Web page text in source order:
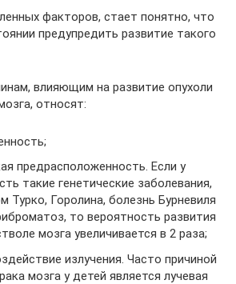
факторов, стает понятно, что
предупредить развитие такого
влияющим на развитие опухоли
относят:
предрасположенность. Если у
такие генетические заболевания,
Турко, Горолина, болезнь Бурневиля
то вероятность развития
мозга увеличивается в 2 раза;
излучения. Часто причиной
мозга у детей является лучевая